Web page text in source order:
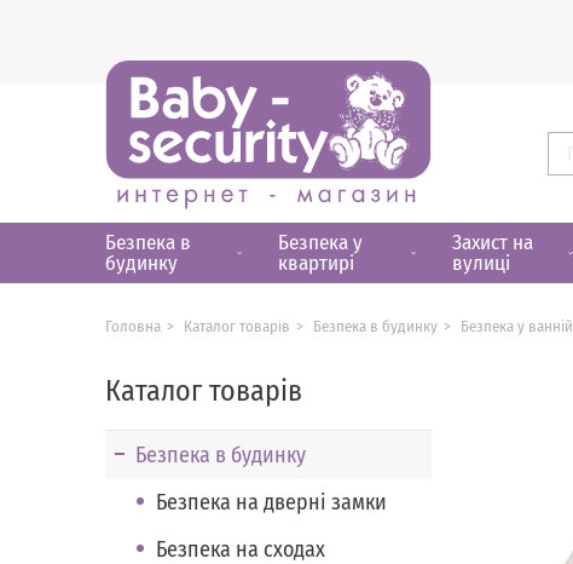
Безпека в
будинку
Безпека у
квартирі
Захист на
вулиці
Головна Каталог товарів Безпека в будинку Безпека у ванній
Каталог товарів
Безпека в будинку
Безпека на дверні замки
Безпека на сходах